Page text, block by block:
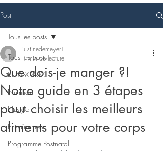
Post
Tous les posts
SLIMSONIC
Nutrition
Lifestyle
Entraînement
Programme Postnatal
Tous les posts
Que dois-je manger ?!
Notre guide en 3 étapes
pour choisir les meilleurs
aliments pour votre corps
justinedemeyer1
1 min de lecture